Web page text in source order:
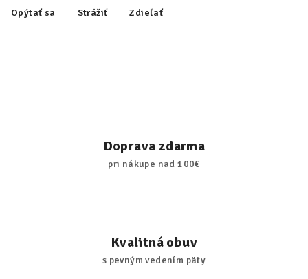
Opýtať sa Strážiť Zdieľať
Doprava zdarma
pri nákupe nad 100€
Kvalitná obuv
s pevným vedením päty